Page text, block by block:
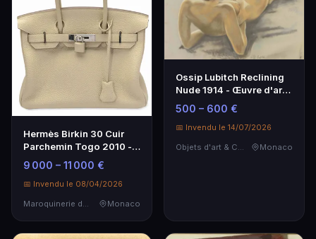
Hermès Birkin 30 Cuir
Parchemin Togo 2010 -
Élégance intemporelle
9 000 – 11 000 €
📅 Invendu le 08/04/2026
Monaco
Ossip Lubitch Reclining
Nude 1914 - Œuvre d'art
exceptionnelle
500 – 600 €
📅 Invendu le 14/07/2026
Objets d'art & Curiosités
Monaco